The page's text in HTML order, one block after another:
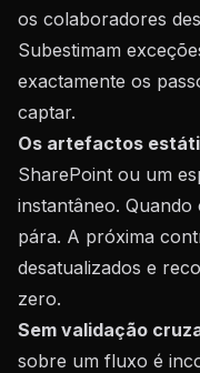
os colaboradores
Subestimam
exactamente os
captar.
Os artefactos
SharePoint ou um
instantâneo. Quando
pára. A próxima
desatualizados e
zero.
Sem validação
sobre um fluxo é